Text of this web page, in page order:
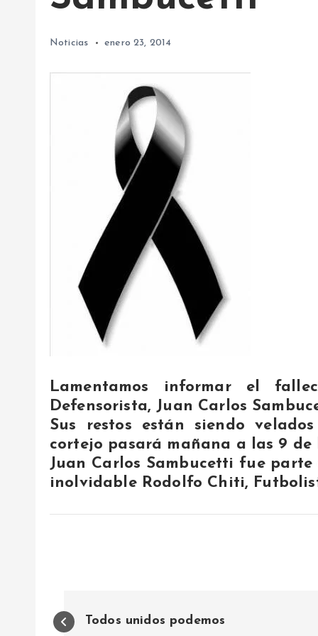
Noticias enero 23, 2014
Lamentamos informar el
Defensorista, Juan Carlos
Sus restos están siendo
cortejo pasará mañana a las 9
Juan Carlos Sambucetti fue
inolvidable Rodolfo Chiti,
N
Todos unidos podemos